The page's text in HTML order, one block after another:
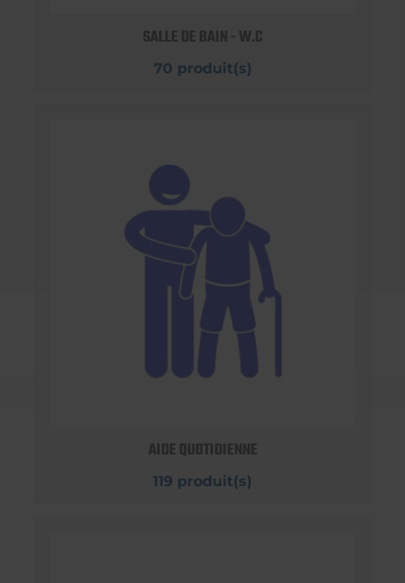
SALLE DE BAIN - W.C
70 produit(s)
AIDE QUOTIDIENNE
119 produit(s)